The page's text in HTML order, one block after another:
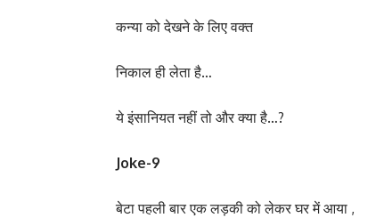
कन्या को देखने के लिए वक्त
निकाल ही लेता है…
ये इंसानियत नहीं तो और क्या है…?
Joke-9
बेटा पहली बार एक लड़की को लेकर घर में आया ,